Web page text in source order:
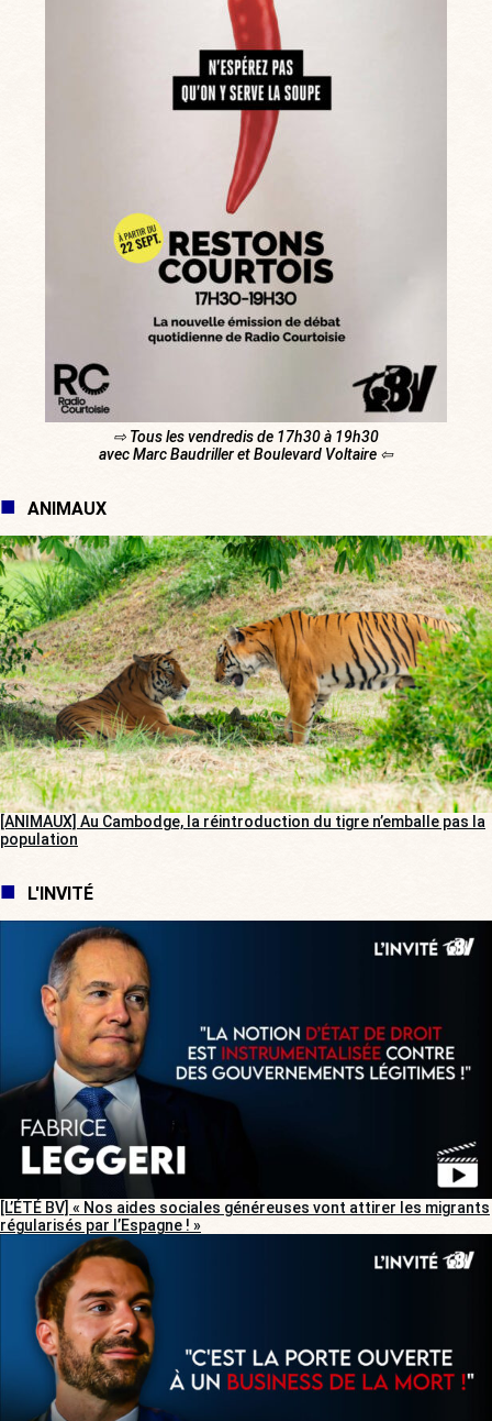
⇨ Tous les vendredis de 17h30 à 19h30
avec Marc Baudriller et Boulevard Voltaire ⇦
ANIMAUX
[ANIMAUX] Au Cambodge, la réintroduction du tigre n’emballe pas la
population
L'INVITÉ
[L’ÉTÉ BV] « Nos aides sociales généreuses vont attirer les migrants
régularisés par l’Espagne ! »